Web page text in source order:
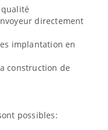
directement
implantation en
construction de
possibles: